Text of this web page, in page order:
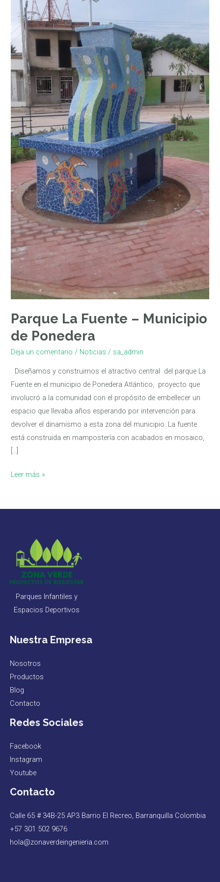
Parque La Fuente – Municipio
de Ponedera
Deja un comentario / Noticias / sa_admin
Diseñamos y construimos el atractivo central del parque La
Fuente en el municipio de Ponedera Atlántico, proyecto que
involucró a la comunidad con el propósito de embellecer un
espacio que llevaba años esperando por intervención para
devolver el dinamismo a esta zona del municipio. La fuente
está construida en mampostería con acabados en mosaico,
[…]
Municipio
de
Ponedera
Leer más »
Parques Infantiles y
Espacios Deportivos
Nuestra Empresa
Nosotros
Productos
Blog
Contacto
Redes Sociales
Facebook
Instagram
Youtube
Contacto
Calle 65 # 34B-25 AP3 Barrio El Recreo, Barranquilla Colombia
+57 301 502 9676
hola@zonaverdeingenieria.com